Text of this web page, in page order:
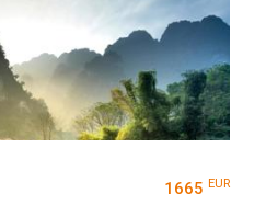
1665 EUR